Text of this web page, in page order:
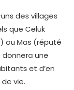
des villages
que Celuk
ou Mas (réputé
donnera une
et d’en
vie.